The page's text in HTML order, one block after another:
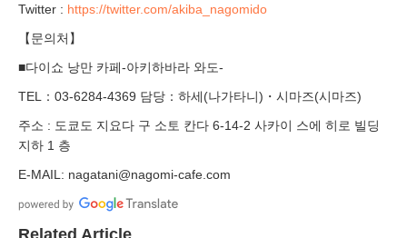
Twitter : https://twitter.com/akiba_nagomido
【문의처】
■다이쇼 낭만 카페-아키하바라 와도-
TEL：03-6284-4369 담당：하세(나가타니)・시마즈(시마즈)
주소 : 도쿄도 지요다 구 소토 칸다 6-14-2 사카이 스에 히로 빌딩
지하 1 층
E-MAIL: nagatani@nagomi-cafe.com
Related Article